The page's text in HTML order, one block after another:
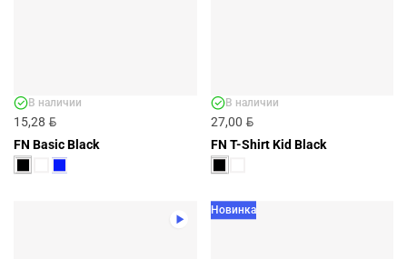
15,28 BYN
В наличии
FN Basic Black
27,00 BYN
В наличии
FN T-Shirt Kid Black
Новинка